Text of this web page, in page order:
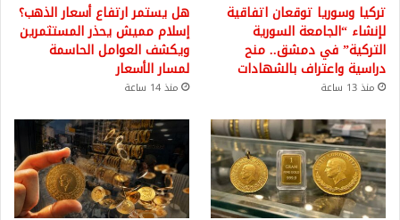
تركيا وسوريا توقعان اتفاقية
لإنشاء “الجامعة السورية
التركية” في دمشق.. منح
دراسية واعتراف بالشهادات
منذ 13 ساعة
هل يستمر ارتفاع أسعار الذهب؟
إسلام مميش يحذر المستثمرين
ويكشف العوامل الحاسمة
لمسار الأسعار
منذ 14 ساعة